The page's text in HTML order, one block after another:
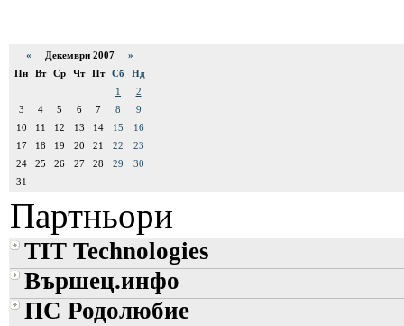
« Декември 2007 »
Пн
Вт Ср Чт Пт Сб
Нд
1
2
3
4 5 6 7 8
9
10
11 12 13 14 15
16
17
18 19 20 21 22
23
24
25 26 27 28 29
30
31
Партньори
TIT Technologies
Вършец.инфо
ПС Родолюбие